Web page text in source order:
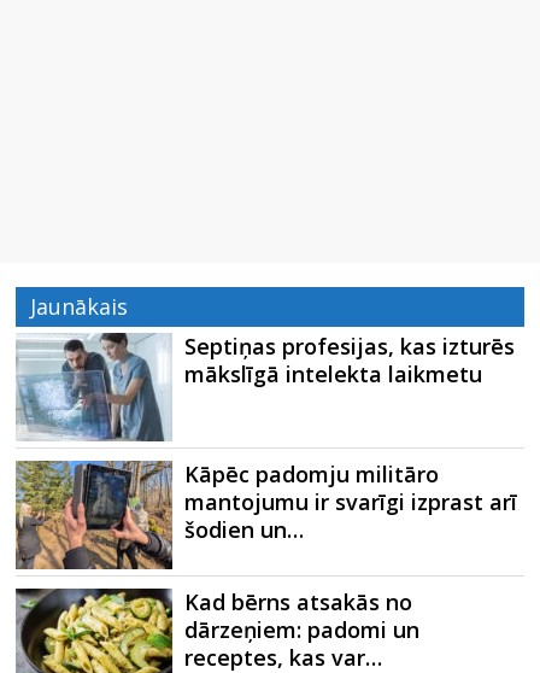
Jaunākais
Septiņas profesijas, kas izturēs
mākslīgā intelekta laikmetu
Kāpēc padomju militāro
mantojumu ir svarīgi izprast arī
šodien un…
Kad bērns atsakās no
dārzeņiem: padomi un
receptes, kas var…